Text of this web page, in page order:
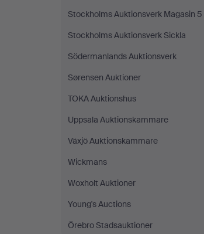
Stockholms Auktionsverk Magasin 5
Stockholms Auktionsverk Sickla
Södermanlands Auktionsverk
Sørensen Auktioner
TOKA Auktionshus
Uppsala Auktionskammare
Växjö Auktionskammare
Wickmans
Woxholt Auktioner
Young's Auctions
Örebro Stadsauktioner